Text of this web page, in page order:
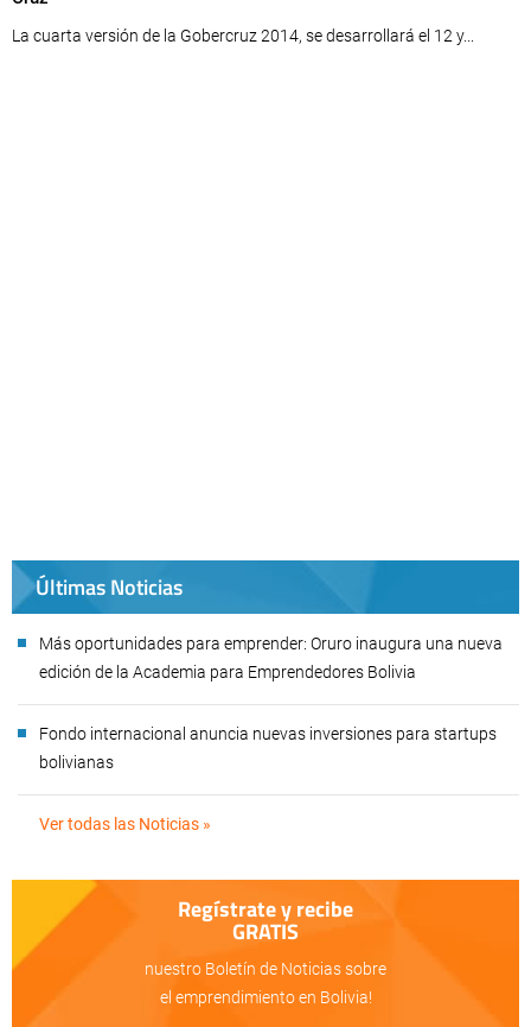
La cuarta versión de la Gobercruz 2014, se desarrollará el 12 y...
Últimas Noticias
Más oportunidades para emprender: Oruro inaugura una nueva
edición de la Academia para Emprendedores Bolivia
Fondo internacional anuncia nuevas inversiones para startups
bolivianas
Ver todas las Noticias »
Regístrate y recibe
GRATIS
nuestro Boletín de Noticias sobre
el emprendimiento en Bolivia!